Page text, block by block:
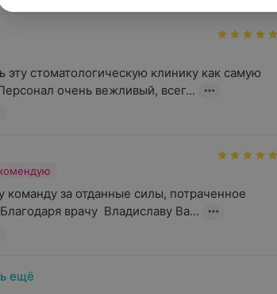
эту стоматологическую клинику как самую
очень вежливый, всег...
за отданные силы, потраченное
врачу  Владиславу Ва...
ещё